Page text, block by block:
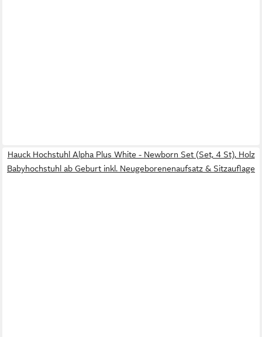
Hauck Hochstuhl Alpha Plus White - Newborn Set (Set, 4 St), Holz
Babyhochstuhl ab Geburt inkl. Neugeborenenaufsatz & Sitzauflage